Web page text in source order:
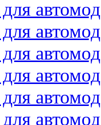
для
для
для
для